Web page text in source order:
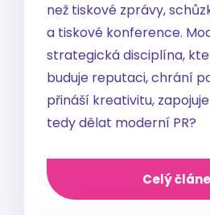
než tiskové zprávy,
a tiskové konference.
strategická disciplína,
buduje reputaci, chrání
přináší kreativitu,
tedy dělat moderní PR?
Celý